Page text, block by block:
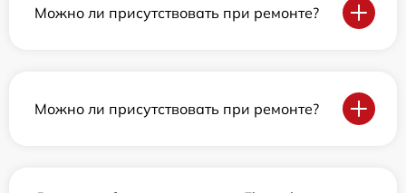
Можно ли присутствовать при ремонте?
Можно ли присутствовать при ремонте?